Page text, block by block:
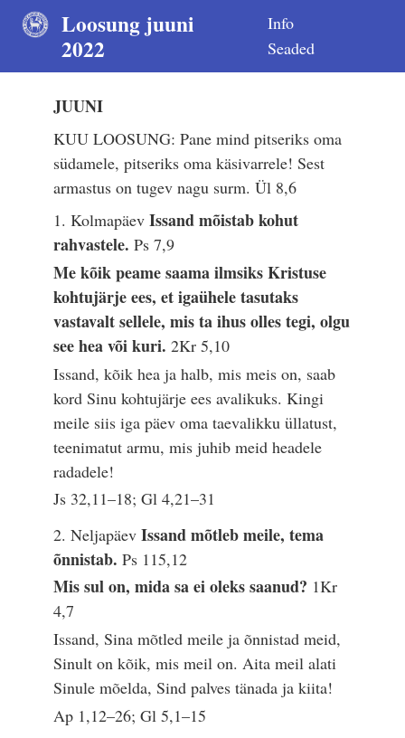
Loosung juuni
2022
Info
Seaded
JUUNI
KUU LOOSUNG: Pane mind pitseriks oma
südamele, pitseriks oma käsivarrele! Sest
armastus on tugev nagu surm.Ül 8,6
1. KolmapäevIssand mõistab kohut
rahvastele.Ps 7,9
Me kõik peame saama ilmsiks Kristuse
kohtujärje ees, et igaühele tasutaks
vastavalt sellele, mis ta ihus olles tegi, olgu
see hea või kuri.2Kr 5,10
Issand, kõik hea ja halb, mis meis on, saab
kord Sinu kohtujärje ees avalikuks. Kingi
meile siis iga päev oma taevalikku üllatust,
teenimatut armu, mis juhib meid headele
radadele!
Js 32,11–18; Gl 4,21–31
2. NeljapäevIssand mõtleb meile, tema
õnnistab.Ps 115,12
Mis sul on, mida sa ei oleks saanud? 1Kr
4,7
Issand, Sina mõtled meile ja õnnistad meid,
Sinult on kõik, mis meil on. Aita meil alati
Sinule mõelda, Sind palves tänada ja kiita!
Ap 1,12–26; Gl 5,1–15